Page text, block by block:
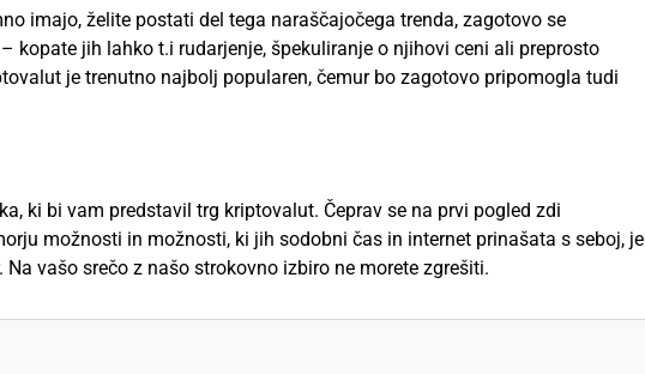
imajo, želite postati del tega naraščajočega trenda, zagotovo se
jih lahko t.i rudarjenje, špekuliranje o njihovi ceni ali preprosto
je trenutno najbolj popularen, čemur bo zagotovo pripomogla tudi
ki bi vam predstavil trg kriptovalut. Čeprav se na prvi pogled zdi
možnosti in možnosti, ki jih sodobni čas in internet prinašata s seboj, je
vašo srečo z našo strokovno izbiro ne morete zgrešiti.